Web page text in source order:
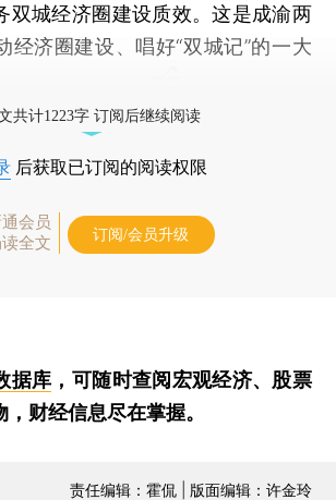
双城经济圈建设质效。这是成渝两
经济圈建设、唱好“双城记”的一大
共计1223字 订阅后继续阅读
后获取已订阅的阅读权限
会员
全文
订阅/会员升级
据库 ，可随时查阅宏观经济、股票
财经信息尽在掌握。
责任编辑：霍侃 | 版面编辑：许金玲